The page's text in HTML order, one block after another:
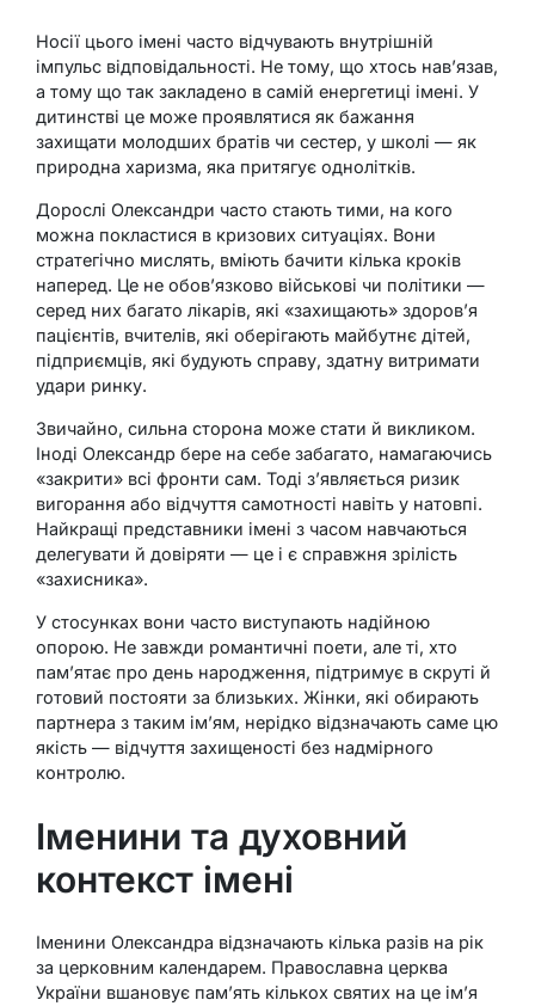
Носії цього імені часто відчувають внутрішній
імпульс відповідальності. Не тому, що хтось нав’язав,
а тому що так закладено в самій енергетиці імені. У
дитинстві це може проявлятися як бажання
захищати молодших братів чи сестер, у школі — як
природна харизма, яка притягує однолітків.
Дорослі Олександри часто стають тими, на кого
можна покластися в кризових ситуаціях. Вони
стратегічно мислять, вміють бачити кілька кроків
наперед. Це не обов’язково військові чи політики —
серед них багато лікарів, які «захищають» здоров’я
пацієнтів, вчителів, які оберігають майбутнє дітей,
підприємців, які будують справу, здатну витримати
удари ринку.
Звичайно, сильна сторона може стати й викликом.
Іноді Олександр бере на себе забагато, намагаючись
«закрити» всі фронти сам. Тоді з’являється ризик
вигорання або відчуття самотності навіть у натовпі.
Найкращі представники імені з часом навчаються
делегувати й довіряти — це і є справжня зрілість
«захисника».
У стосунках вони часто виступають надійною
опорою. Не завжди романтичні поети, але ті, хто
пам’ятає про день народження, підтримує в скруті й
готовий постояти за близьких. Жінки, які обирають
партнера з таким ім’ям, нерідко відзначають саме цю
якість — відчуття захищеності без надмірного
контролю.
Іменини та духовний
контекст імені
Іменини Олександра відзначають кілька разів на рік
за церковним календарем. Православна церква
України вшановує пам’ять кількох святих на це ім’я